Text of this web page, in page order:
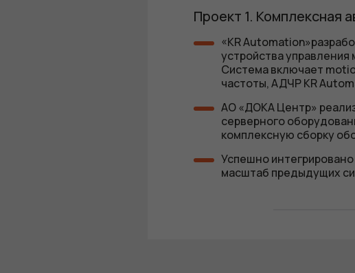
Проект 1. Комплексная
«KR
устройства
Система включает
частоты, АДЧР KR
АО «ДОКА Центр»
серверного
комплексную сборку
Успешно
масштаб предыдущих